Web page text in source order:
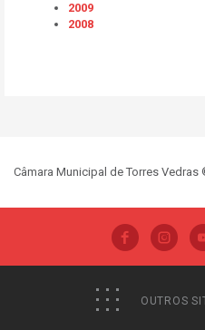
2009
2008
Câmara Municipal de Torres Vedras
OUTROS